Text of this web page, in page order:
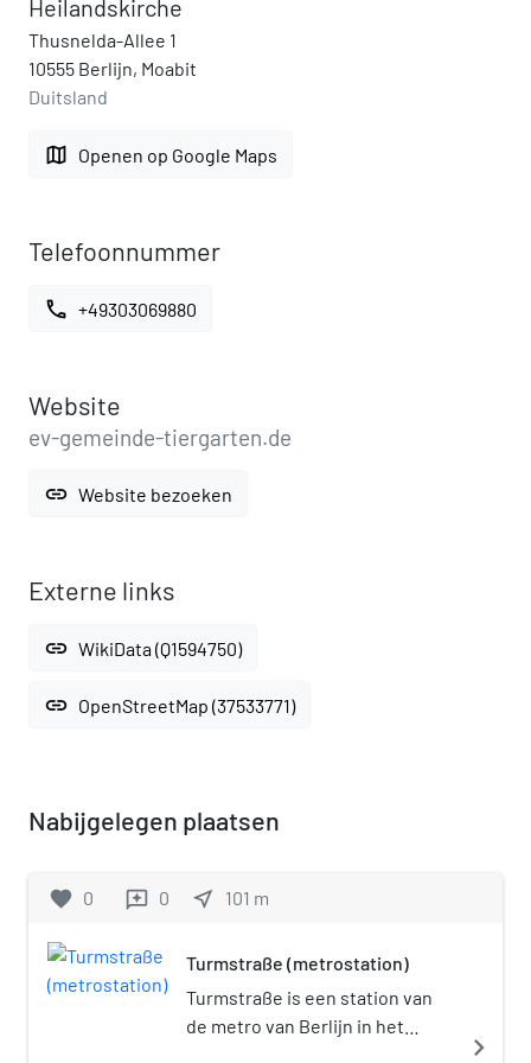
Heilandskirche
Thusnelda-Allee 1
10555 Berlijn, Moabit
Duitsland
map Openen op Google Maps
Telefoonnummer
call +49303069880
Website
ev-gemeinde-tiergarten.de
link Website bezoeken
Externe links
link WikiData (Q1594750)
link OpenStreetMap (37533771)
Nabijgelegen plaatsen
favorite 0 reviews 0 near_me 101 m
Turmstraße (metrostation)
Turmstraße is een station van
de metro van Berlijn in het
navigate_next